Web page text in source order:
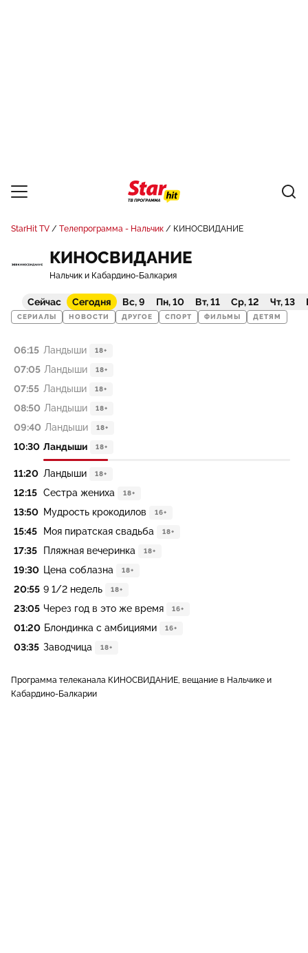
StarHit TV Телепрограмма - Нальчик КИНОСВИДАНИЕ
КИНОСВИДАНИЕ
Нальчик и Кабардино-Балкария
Сейчас Сегодня Вс, 9 Пн, 10 Вт, 11 Ср, 12 Чт, 13
СЕРИАЛЫ НОВОСТИ ДРУГОЕ СПОРТ ФИЛЬМЫ ДЕТЯМ
06:15 Ландыши 18+
07:05 Ландыши 18+
07:55 Ландыши 18+
08:50 Ландыши 18+
09:40 Ландыши 18+
10:30 Ландыши 18+
11:20 Ландыши 18+
12:15 Сестра жениха 18+
13:50 Мудрость крокодилов 16+
15:45 Моя пиратская свадьба 18+
17:35 Пляжная вечеринка 18+
19:30 Цена соблазна 18+
20:55 9 1/2 недель 18+
23:05 Через год в это же время 16+
01:20 Блондинка с амбициями 16+
03:35 Заводчица 18+
Программа телеканала КИНОСВИДАНИЕ, вещание в Нальчике и
Кабардино-Балкарии